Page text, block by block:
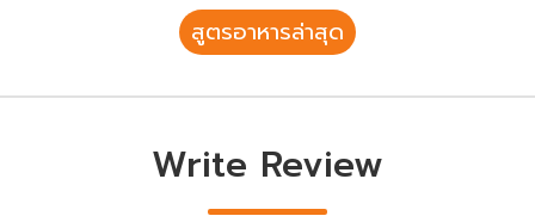
สูตรอาหารล่าสุด
Write Review